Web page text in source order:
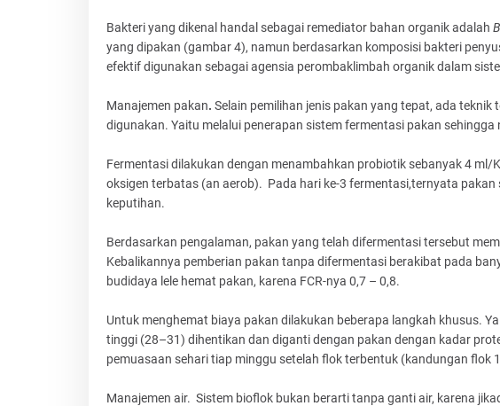
Bakteri yang dikenal handal sebagai remediator bahan organik adalah
yang dipakan (gambar 4), namun berdasarkan komposisi bakteri
efektif digunakan sebagai agensia perombaklimbah organik dalam
Manajemen pakan. Selain pemilihan jenis pakan yang tepat, ada
digunakan. Yaitu melalui penerapan sistem fermentasi pakan
Fermentasi dilakukan dengan menambahkan probiotik sebanyak 4
oksigen terbatas (an aerob). Pada hari ke-3 fermentasi,ternyata
keputihan.
Berdasarkan pengalaman, pakan yang telah difermentasi tersebut
Kebalikannya pemberian pakan tanpa difermentasi berakibat pada
budidaya lele hemat pakan, karena FCR-nya 0,7 – 0,8.
Untuk menghemat biaya pakan dilakukan beberapa langkah khusus.
tinggi (28–31) dihentikan dan diganti dengan pakan dengan kadar
pemuasaan sehari tiap minggu setelah flok terbentuk (kandungan flok
Manajemen air. Sistem bioflok bukan berarti tanpa ganti air, karena